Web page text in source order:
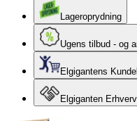
Lageroprydning
Ugens tilbud - og
Elgigantens
Elgiganten Erhverv